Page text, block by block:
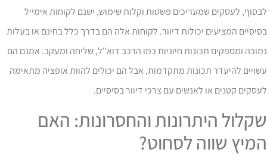
לעסקים שמעריכים פשטות וקלות שימוש, ישנם לקוחות אימייל
המציעים יכולות דיוור. לקוחות אלה הם בדרך כלל בחינם או בעלות
ומספקים תכונות חיוניות כמו הרכב דוא"ל, שליחה ומעקב. אמנם הם
להיעדר תכונות מתקדמות, אבל הם יכולים להוות אופציה מתאימה
קטנים או לאנשים עם צרכי דיוור בסיסיים.
היתרונות והחסרונות: האם
שווה לסחוט?